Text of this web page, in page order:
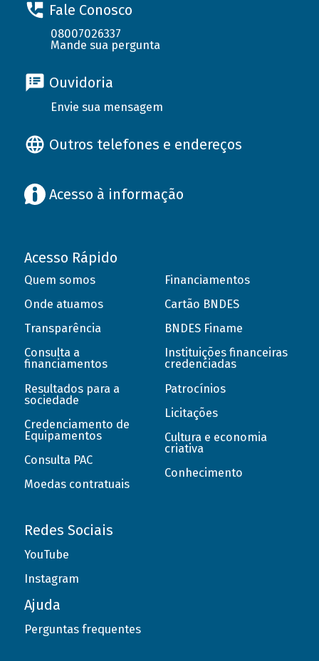
Fale Conosco
08007026337
Mande sua pergunta
Ouvidoria
Envie sua mensagem
Outros telefones e endereços
Acesso à informação
Acesso Rápido
Quem somos
Onde atuamos
Transparência
Consulta a
financiamentos
Resultados para a
sociedade
Credenciamento de
Equipamentos
Consulta PAC
Moedas contratuais
Financiamentos
Cartão BNDES
BNDES Finame
Instituições financeiras
credenciadas
Patrocínios
Licitações
Cultura e economia
criativa
Conhecimento
Redes Sociais
YouTube
Instagram
Ajuda
Perguntas frequentes